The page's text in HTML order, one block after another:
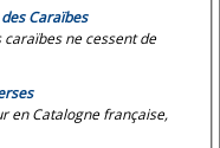
Caraïbes
caraïbes ne cessent de
en Catalogne française,